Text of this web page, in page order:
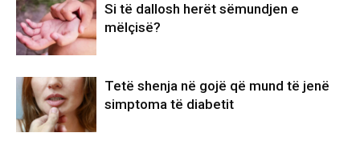
Si të dallosh herët sëmundjen e
mëlçisë?
Tetë shenja në gojë që mund të jenë
simptoma të diabetit